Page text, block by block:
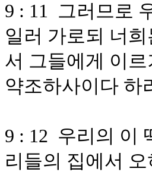
9 : 11 그러므로
일러 가로되 너
서 그들에게 이
약조하사이다 하
9 : 12 우리의 이
리들의 집에서